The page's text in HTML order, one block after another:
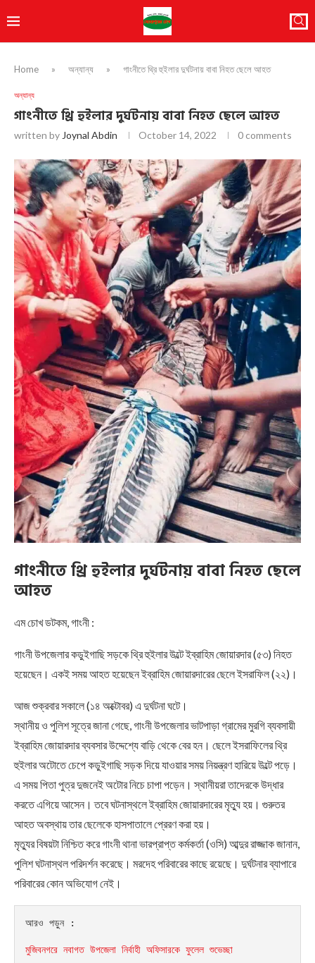
Home » অন্যান্য » গাংনীতে থ্রি হুইলার দুর্ঘটনায় বাবা নিহত ছেলে আহত
অন্যান্য
গাংনীতে থ্রি হুইলার দুর্ঘটনায় বাবা নিহত ছেলে আহত
written by Joynal Abdin October 14, 2022 0 comments
গাংনীতে থ্রি হুইলার দুর্ঘটনায় বাবা নিহত ছেলে
আহত
এম চোখ ডটকম, গাংনী :
গাংনী উপজেলার কড়ুইগাছি সড়কে থ্রি হুইলার উল্টে ইব্রাহিম জোয়ারদার (৫৩) নিহত
হয়েছেন। একই সময় আহত হয়েছেন ইব্রাহিম জোয়ারদারের ছেলে ইসরাফিল (২২)।
আজ শুক্রবার সকালে (১৪ অক্টোবর) এ দুর্ঘটনা ঘটে।
স্থানীয় ও পুলিশ সূত্রে জানা গেছে, গাংনী উপজেলার ভাটপাড়া গ্রামের মুরগি ব্যবসায়ী
ইব্রাহিম জোয়ারদার ব্যবসার উদ্দেশ্যে বাড়ি থেকে বের হন। ছেলে ইসরাফিলের থ্রি
হুইলার অটোতে চেপে কড়ুইগাছি সড়ক দিয়ে যাওয়ার সময় নিয়ন্ত্রণ হারিয়ে উল্টে পড়ে।
এ সময় পিতা পুত্র দুজনেই অটোর নিচে চাপা পড়েন। স্থানীয়রা তাদেরকে উদ্ধার
করতে এগিয়ে আসেন। তবে ঘটনাস্থলে ইব্রাহিম জোয়ারদারের মৃত্যু হয়। গুরুতর
আহত অবস্থায় তার ছেলেকে হাসপাতালে প্রেরণ করা হয়।
মৃত্যুর বিষয়টা নিশ্চিত করে গাংনী থানা ভারপ্রাপ্ত কর্মকর্তা (ওসি) আব্দুর রাজ্জাক জানান,
পুলিশ ঘটনাস্থল পরিদর্শন করেছে। মরদেহ পরিবারের কাছে রয়েছে। দুর্ঘটনার ব্যাপারে
পরিবারের কোন অভিযোগ নেই।
আরও পড়ুন :
মুজিবনগরে নবাগত উপজেলা নির্বাহী অফিসারকে ফুলেল শুভেচ্ছা